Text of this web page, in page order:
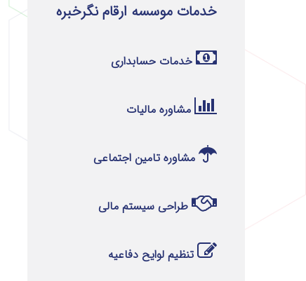
خدمات موسسه ارقام نگرخبره
خدمات حسابداری
مشاوره مالیات
مشاوره تامین اجتماعی
طراحی سیستم مالی
تنظیم لوایح دفاعیه